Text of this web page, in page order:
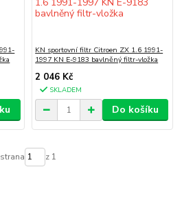
KN sportovní filtr Citroen ZX 1.6 1991-
1997 KN E-9183 bavlněný filtr-vložka
2 046 Kč
SKLADEM
Do košíku
strana z 1